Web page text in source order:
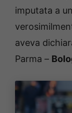
imputata a
aveva
Parma –